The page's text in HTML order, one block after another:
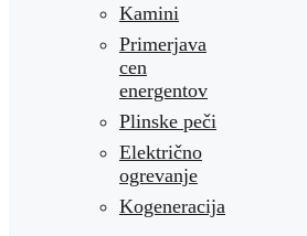
Kamini
Primerjava
cen
energentov
Plinske peči
Električno
ogrevanje
Kogeneracija